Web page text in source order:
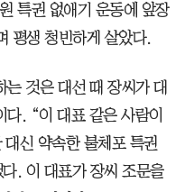
특권 없애기 운동에 앞장
평생 청빈하게 살았다.
것은 대선 때 장씨가 대
. “이 대표 같은 사람이
신 약속한 불체포 특권
. 이 대표가 장씨 조문을